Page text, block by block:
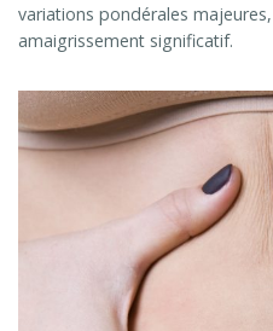
variations pondérales
amaigrissement significatif.